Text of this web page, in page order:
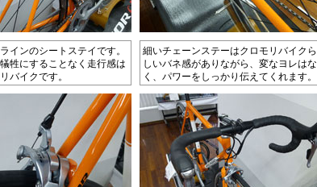
インのシートステイです。
牲にすることなく走行感は
バイクです。
細いチェーンステーはクロモリバイクら
しいバネ感がありながら、変なヨレはな
く、パワーをしっかり伝えてくれます。